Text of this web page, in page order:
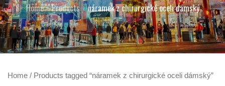
Home Products náramek z chirurgické oceli dámský
Home / Products tagged “náramek z chirurgické oceli dámský”